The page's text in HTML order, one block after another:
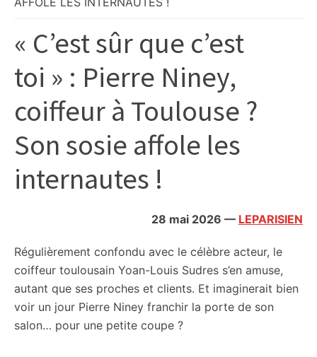
culture,
politique,
météo,
divers
initiatives
citoyennes
« C’est sûr que c’est
toi » : Pierre Niney,
coiffeur à Toulouse ?
Son sosie affole les
internautes !
28 mai 2026 — LEPARISIEN
Régulièrement confondu avec le célèbre acteur, le
coiffeur toulousain Yoan-Louis Sudres s’en amuse,
autant que ses proches et clients. Et imaginerait bien
voir un jour Pierre Niney franchir la porte de son
salon… pour une petite coupe ?